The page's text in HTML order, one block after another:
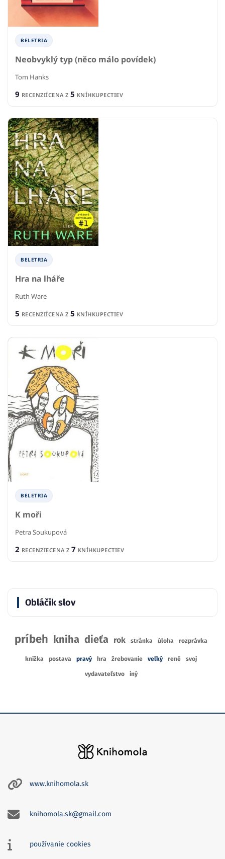
BELETRIA
Neobvyklý typ (něco málo povídek)
Tom Hanks
9 RECENZIÍCENA Z 5 KNÍHKUPECTIEV
BELETRIA
Hra na lháře
Ruth Ware
5 RECENZIÍCENA Z 5 KNÍHKUPECTIEV
BELETRIA
K moři
Petra Soukupová
2 RECENZIECENA Z 7 KNÍHKUPECTIEV
Obláčik slov
príbeh kniha dieťa rok stránka úloha rozprávka
knižka postava pravý hra žrebovanie veľký rené svoj
vydavateľstvo iný
www.knihomola.sk
knihomola.sk@gmail.com
používanie cookies